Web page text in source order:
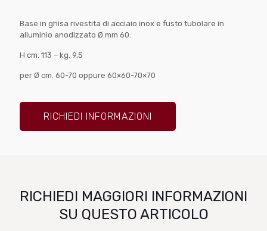
Base in ghisa rivestita di acciaio inox e fusto tubolare in
alluminio anodizzato Ø mm 60.
H cm. 113 – kg. 9,5
per Ø cm. 60-70 oppure 60×60-70×70
RICHIEDI INFORMAZIONI
RICHIEDI MAGGIORI INFORMAZIONI
SU QUESTO ARTICOLO